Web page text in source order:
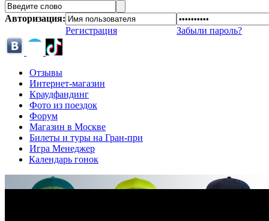
Авторизация:
Регистрация
Забыли пароль?
Отзывы
Интернет-магазин
Краудфандинг
Фото из поездок
Форум
Магазин в Москве
Билеты и туры на Гран-при
Игра Менеджер
Календарь гонок